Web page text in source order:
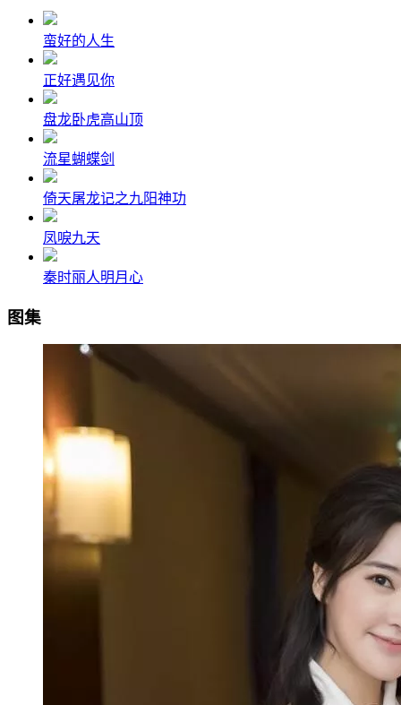
蛮好的人生
正好遇见你
盘龙卧虎高山顶
流星蝴蝶剑
倚天屠龙记之九阳神功
凤唳九天
秦时丽人明月心
图集